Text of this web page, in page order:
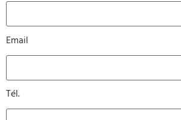
Email
Tél.